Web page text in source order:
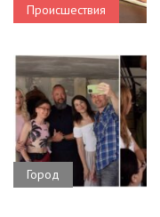
Происшествия
Город